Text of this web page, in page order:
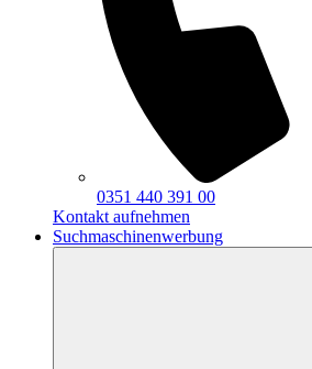
0351 440 391 00
Kontakt aufnehmen
Suchmaschinenwerbung